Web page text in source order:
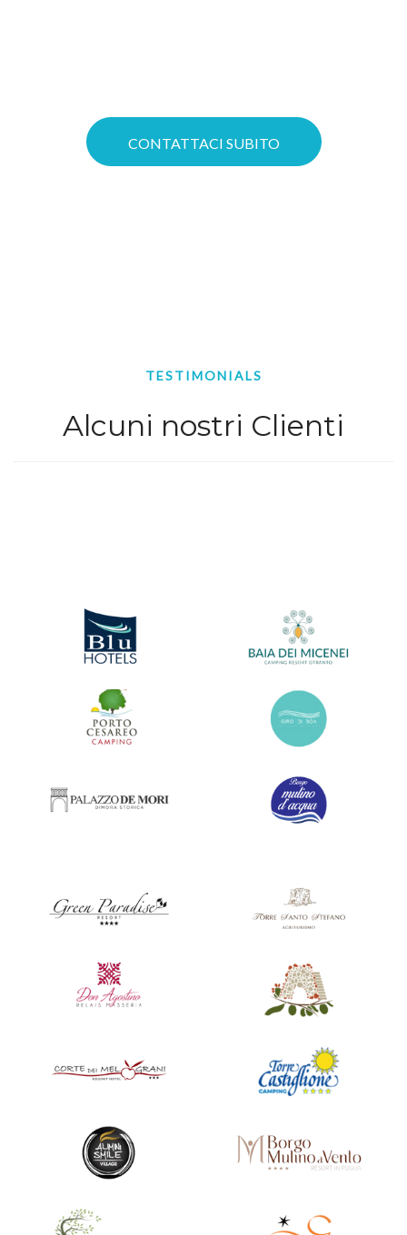
CONTATTACI SUBITO
TESTIMONIALS
Alcuni nostri Clienti